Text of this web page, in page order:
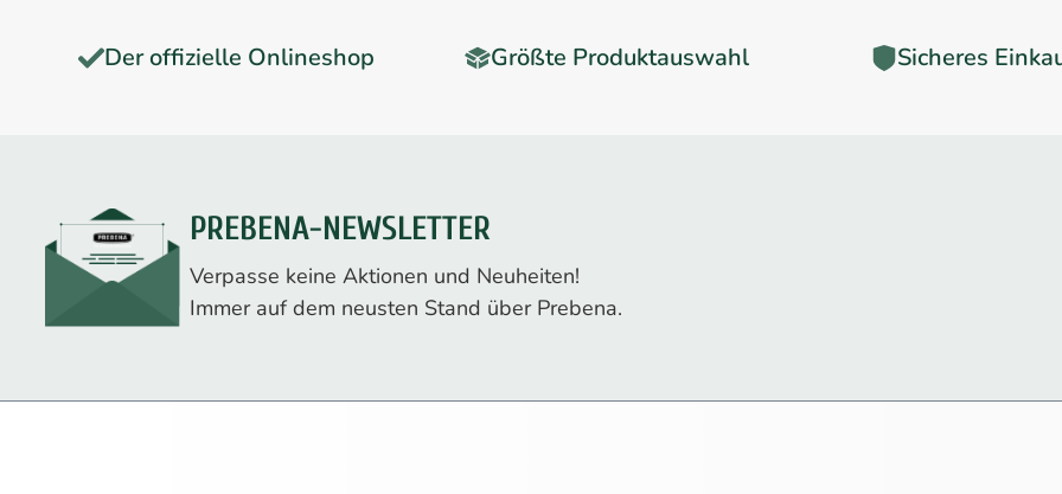
Der offizielle Onlineshop Größte Produktauswahl Sicheres
PREBENA-NEWSLETTER
Verpasse keine Aktionen und Neuheiten!
Immer auf dem neusten Stand über Prebena.